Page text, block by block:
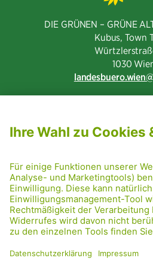
DIE GRÜNEN – GRÜNE
Kubus, Town
1030
landesbuero.wien
PRESSE
GRÜNE
FRIDAY